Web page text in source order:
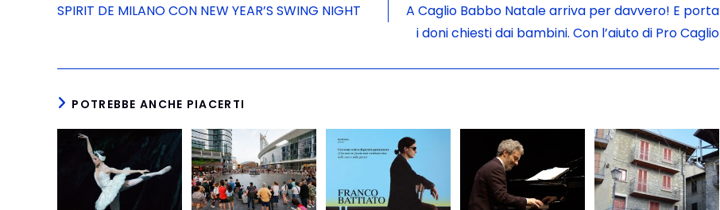
SPIRIT DE MILANO CON NEW YEAR’S SWING NIGHT
A Caglio Babbo Natale arriva per davvero! E porta
i doni chiesti dai bambini. Con l’aiuto di Pro Caglio
POTREBBE ANCHE PIACERTI